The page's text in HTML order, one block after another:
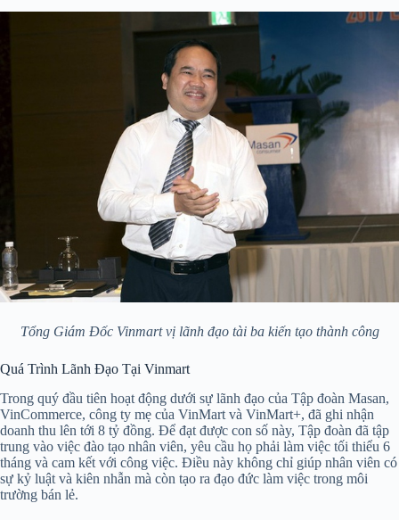
Tổng Giám Đốc Vinmart vị lãnh đạo tài ba kiến tạo thành công
Quá Trình Lãnh Đạo Tại Vinmart
Trong quý đầu tiên hoạt động dưới sự lãnh đạo của Tập đoàn Masan,
VinCommerce, công ty mẹ của VinMart và VinMart+, đã ghi nhận
doanh thu lên tới 8 tỷ đồng. Để đạt được con số này, Tập đoàn đã tập
trung vào việc đào tạo nhân viên, yêu cầu họ phải làm việc tối thiểu 6
tháng và cam kết với công việc. Điều này không chỉ giúp nhân viên có
sự kỷ luật và kiên nhẫn mà còn tạo ra đạo đức làm việc trong môi
trường bán lẻ.